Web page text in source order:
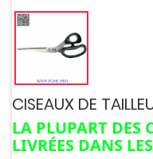
CISEAUX DE
LA PLUPART DES
LIVRÉES DANS